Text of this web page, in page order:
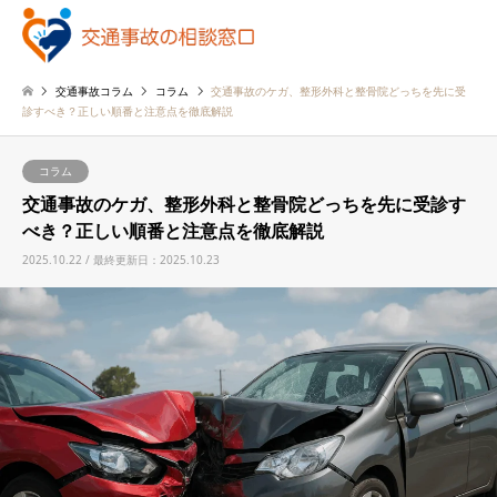
交通事故コラム コラム
交通事故のケガ、整形外科と整骨院どっちを先に受
診すべき？正しい順番と注意点を徹底解説
コラム
交通事故のケガ、整形外科と整骨院どっちを先に受診す
べき？正しい順番と注意点を徹底解説
2025.10.22 / 最終更新日：2025.10.23